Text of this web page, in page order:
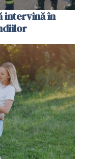
intervină în